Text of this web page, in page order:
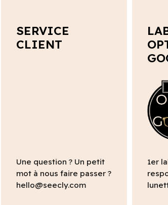
SERVICE
CLIENT
Une question ? Un petit
mot à nous faire passer ?
hello@seecly.com
1er